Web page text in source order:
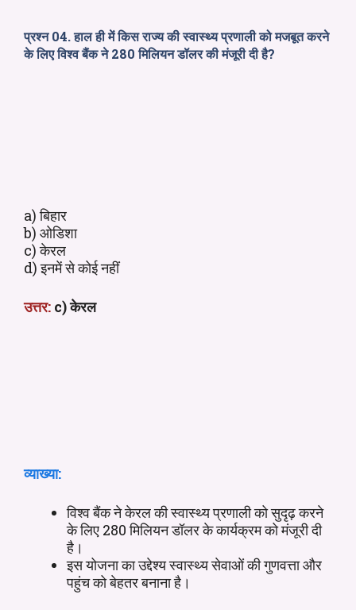
प्रश्न 04. हाल ही में किस राज्य की स्वास्थ्य प्रणाली को मजबूत करने
के लिए विश्व बैंक ने 280 मिलियन डॉलर की मंजूरी दी है?
a) बिहार
b) ओडिशा
c) केरल
d) इनमें से कोई नहीं
उत्तर: c) केरल
व्याख्या:
विश्व बैंक ने केरल की स्वास्थ्य प्रणाली को सुदृढ़ करने
के लिए 280 मिलियन डॉलर के कार्यक्रम को मंजूरी दी
है।
इस योजना का उद्देश्य स्वास्थ्य सेवाओं की गुणवत्ता और
पहुंच को बेहतर बनाना है।